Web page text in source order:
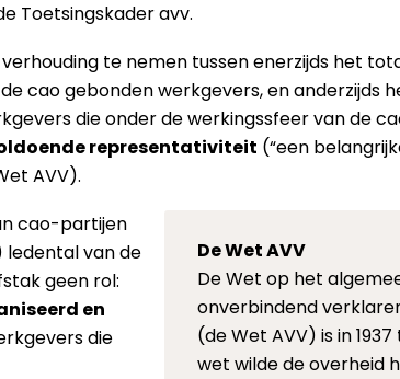
Toetsingskader avv.
te nemen tussen enerzijds het
cao gebonden werkgevers, en
die onder de werkingssfeer van de
representativiteit (“een
AVV).
De Wet AVV
De Wet op het
onverbindend
(de Wet AVV) is in
wet wilde de overheid
cao-partijen
van de
geen rol:
en
die